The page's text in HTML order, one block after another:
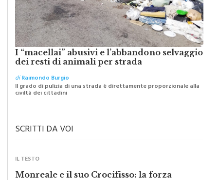
I “macellai” abusivi e l’abbandono selvaggio
dei resti di animali per strada
diRaimondo Burgio
Il grado di pulizia di una strada è direttamente proporzionale alla
civiltà dei cittadini
Monreale e il suo Crocifisso: la forza
silenziosa di una comunità